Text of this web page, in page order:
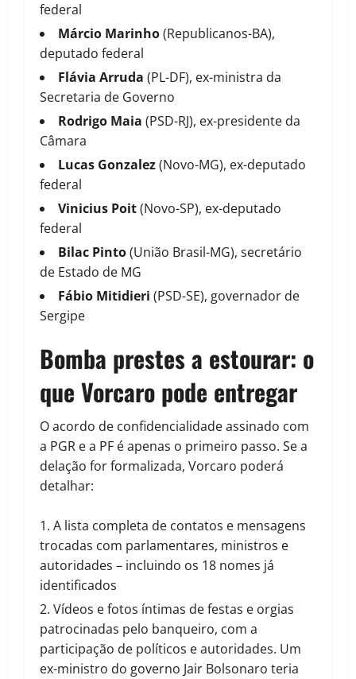
federal
Márcio Marinho(Republicanos-BA),
deputado federal
Flávia Arruda (PL-DF), ex-ministra da
Secretaria de Governo
Rodrigo Maia (PSD-RJ), ex-presidente da
Câmara
Lucas Gonzalez(Novo-MG), ex-deputado
federal
Vinicius Poit(Novo-SP), ex-deputado
federal
Bilac Pinto(União Brasil-MG), secretário
de Estado de MG
Fábio Mitidieri (PSD-SE), governador de
Sergipe
Bomba prestes a estourar: o
que Vorcaro pode entregar
O acordo de confidencialidade assinado com
a PGR e a PF é apenas o primeiro passo. Se a
delação for formalizada, Vorcaro poderá
detalhar:
A lista completa de contatos e mensagens
trocadas com parlamentares, ministros e
autoridades – incluindo os 18 nomes já
identificados
Vídeos e fotos íntimas de festas e orgias
patrocinadas pelo banqueiro, com a
participação de políticos e autoridades. Um
ex-ministro do governo Jair Bolsonaro teria